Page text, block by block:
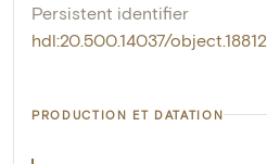
Persistent identifier
hdl:20.500.14037/object.18812
PRODUCTION ET DATATION